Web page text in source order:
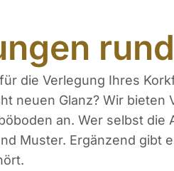
die Verlegung Ihres
neuen Glanz? Wir bieten
an. Wer selbst die
Muster. Ergänzend gibt